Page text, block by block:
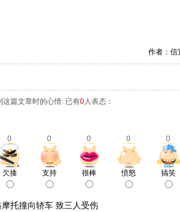
作者：
这篇文章时的心情: 已有0人表态：
0 0 0 0 0
欠揍 支持 很棒 愤怒 搞笑
托撞向轿车 致三人受伤